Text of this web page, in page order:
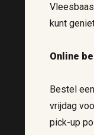
kunt
Online
Bestel
vrijdag
pick-up